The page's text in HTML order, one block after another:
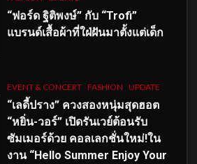
“ฟอร์ด ฐิติพงษ์” กับ “Trofi”
แบรนด์เสื้อผ้าที่ใฝ่ฝันมาตั้งแต่เด็ก
EVENT & CONCERT FASHION UPDATE
“เลดี้ปราง” ควงสองหนุ่มสุดฮอต
“หยิ่น-วอร์” เปิดรันเวย์ต้อนรับ
ซัมเมอร์ด้วย คอลเลกชั่นใหม่!ใน
งาน “Hello Summer Enjoy Your